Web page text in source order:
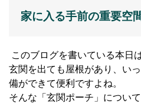
家に入る手前の重要空
このブログを書いている本日
玄関を出ても屋根があり、い
備ができて便利ですよね。
そんな「玄関ポーチ」につい